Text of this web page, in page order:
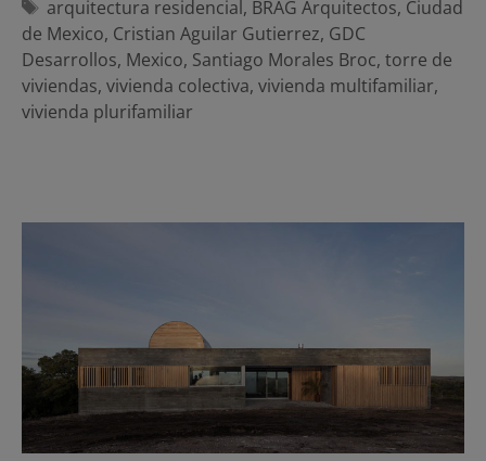
Etiquetas
arquitectura residencial, BRAG Arquitectos, Ciudad
de Mexico, Cristian Aguilar Gutierrez, GDC
Desarrollos, Mexico, Santiago Morales Broc, torre de
viviendas, vivienda colectiva, vivienda multifamiliar,
vivienda plurifamiliar